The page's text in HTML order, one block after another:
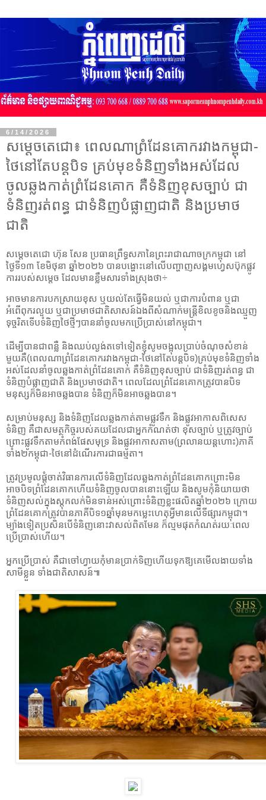
6/14/2026
សម្តេចតេជោ៖ ពេលណាព្រំដែនគោករវាងកម្ពុជា-
ថៃនៅតែបន្តបិទ គ្រប់មុខទំនិញទាំងអស់ដែល
ចូលឆ្លងកាត់ព្រំដែនគោក គឺទំនិញខុសច្បាប់ ជា
ទំនិញរត់ពន្ធ ជាទំនិញបំផ្លាញជាតិ និងប្រមាថ
ជាតិ
សម្តេចតេជោ ហ៊ុន សែន ប្រធានព្រឹទ្ធសភានៃព្រះរាជាណាចក្រកម្ពុជា នៅ
ថ្ងៃទី១៣ ខែមិថុនា ឆ្នាំ២០២៦ បានបង្ហោះនៅលើបញ្ហាញសង្គមហ្វេសប៊ុកផ្លូវ
ការរបស់សម្តេច ដែលមានខ្លឹមសារទាំងស្រុងថា÷
អាចមានការបកស្រាយខុស ឬយល់តែធ្វើមិនយល់ ឬជាការបំពាន ឬជា
អំពើពុករលួយ ឬជាប្រមាថជាតិសាសន៍ឯងពីសំណាក់មន្ត្រីខិលខូចនិងឈ្មួញ
ទុច្ចរិតទើបទំនិញថៃថ្មីៗបាននាំចូលមកប្រើប្រាស់នៅកម្ពុជា។
ដើម្បីបានជាពន្លឺ និងឈប់ល្ងង់តទៅទៀតខ្ញុំសូមចង្អុលប្រាប់ចំណុចសំខាន់
មួយគឺ(ពេលណាព្រំដែនគោករវាងកម្ពុជា-ថៃនៅតែបន្តបិទ)គ្រប់មុខទំនិញទាំង
អស់ដែលនាំចូលឆ្លងកាត់ព្រំដែនគោក គឺទំនិញខុសច្បាប់ ជាទំនិញរត់ពន្ធ ជា
ទំនិញបំផ្លាញជាតិ និងប្រមាថជាតិ។ ពេលដែលព្រំដែនគោកត្រូវបានបិទ
មនុស្សក៏មិនអាចឆ្លងបាន ទំនិញក៏មិនអាចឆ្លងបាន។
សម្រាប់មនុស្ស និងទំនិញដែលឆ្លងកាត់តាមផ្លូវទឹក និងផ្លូវអាកាសពិសេស
ទំនិញ គឺជាសមត្ថកិច្ចរបស់គយដែលជាអ្នកកំណត់ថា ខុសច្បាប់ ឬត្រូវច្បាប់
ព្រោះផ្លូវទឹកតាមកំពង់ផែសមុទ្រ និងផ្លូវអាកាសតាម(ព្រលានយន្តហោះ)ភាគី
ទាំង២កម្ពុជា-ថៃនៅដំណើរការជាធម្មតា។
ត្រូវប្រមូលផ្ដុំចាត់វិធានការលើទំនិញដែលឆ្លងកាត់ព្រំដែនគោកព្រោះមិន
អាចបិទព្រំដែនគោកហើយទំនិញចូលបាននោះឡើយ និងសូមកុំនិយាយថា
ទំនិញសល់ក្នុងស្តុកលក់មិនទាន់អស់ព្រោះទំនិញខ្លះផលិតឆ្នាំ២០២៦ ក្រោយ
ព្រំដែនគោកត្រូវបានភាគីបិទ១ឆ្នាំមុនមកម្លេះហេតុអ្វីមានលើទីផ្សារកម្ពុជា។
ម្យ៉ាងទៀតប្រសិនបើទំនិញនោះវាសល់ពិតមែន ក៏ល្មមផុតកំណត់រយៈពេល
ប្រើប្រាស់ហើយ។
អ្នកប្រើប្រាស់ គឺជាចៅហ្វាយកុំមានប្រាក់ទិញហើយទុកឱ្យគេមើលងាយទាំង
សាមីខ្លួន ទាំងជាតិសាសន៍៕